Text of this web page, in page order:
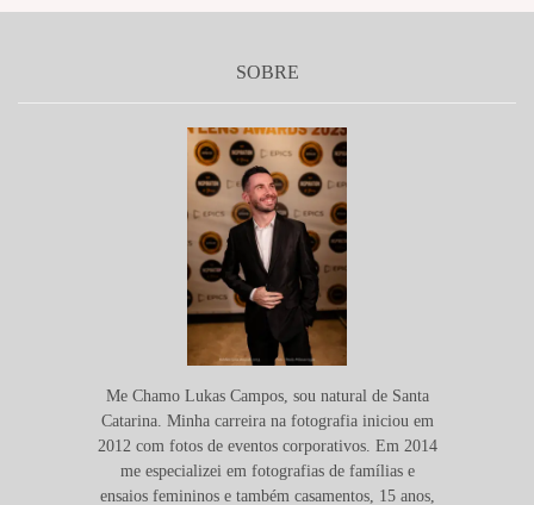
SOBRE
Me Chamo Lukas Campos, sou natural de Santa
Catarina. Minha carreira na fotografia iniciou em
2012 com fotos de eventos corporativos. Em 2014
me especializei em fotografias de famílias e
ensaios femininos e também casamentos, 15 anos,